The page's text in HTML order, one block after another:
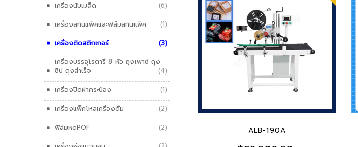
เครื่องนับเมล็ด
(6)
เครื่องสกินแพ็คและฟิล์มสกินแพ็ค
(1)
เครื่องติดสติกเกอร์
(3)
เครื่องบรรจุโรตารี่ 8 หัว ถุงเพาซ์ ถุง
ซิป ถุงสำเร็จ
(4)
เครื่องปิดฝากระป๋อง
(1)
เครื่องแพ็คโหลเครื่องดื่ม
(2)
ฟิล์มหดPOF
(2)
ALB-190A